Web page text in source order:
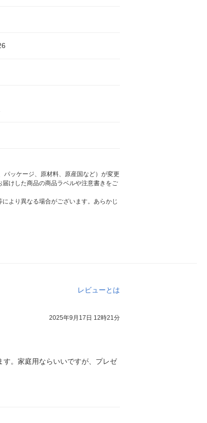
ッケージ、原材料、原産国など）が変更
けした商品の商品ラベルや注意書きをご
より異なる場合がございます。あらかじ
レビューとは
2025年9月17日 12時21分
。家庭用ならいいですが、プレゼ